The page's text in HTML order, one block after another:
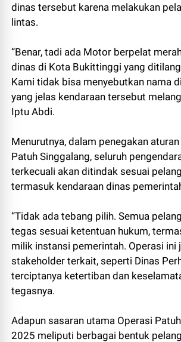
dinas tersebut karena melakukan
lintas.
“Benar, tadi ada Motor berpelat
dinas di Kota Bukittinggi yang
Kami tidak bisa menyebutkan nama
yang jelas kendaraan tersebut
Iptu Abdi.
Menurutnya, dalam penegakan
Patuh Singgalang, seluruh
terkecuali akan ditindak sesuai
termasuk kendaraan dinas
“Tidak ada tebang pilih. Semua
tegas sesuai ketentuan hukum,
milik instansi pemerintah. Operasi ini
stakeholder terkait, seperti Dinas
terciptanya ketertiban dan
tegasnya.
Adapun sasaran utama Operasi
2025 meliputi berbagai bentuk